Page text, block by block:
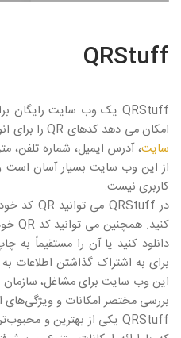
QRStuff
QRStuffیک وب سایت رایگان
امکان می دهد کدهای QRرا برای
سایت، آدرس ایمیل، شماره تلفن،
از این وب سایت بسیار آسان است
کاربری نیست.
در QRStuff می توانیدQR کد
کنید. همچنین می توانید کدQR
دانلود کنید یا آن را مستقیماً به
برای به اشتراک گذاشتن اطلاعات
این وب سایت برای مشاغل، سازمان
بررسی مختصر امکانات و ویژگی‌های